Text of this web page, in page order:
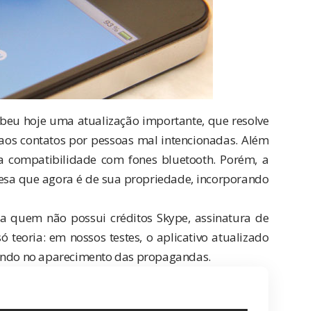
hoje uma atualização importante, que resolve
contatos por pessoas mal intencionadas. Além
compatibilidade com fones bluetooth. Porém, a
que agora é de sua propriedade, incorporando
quem não possui créditos Skype, assinatura de
teoria: em nossos testes, o aplicativo atualizado
no aparecimento das propagandas.